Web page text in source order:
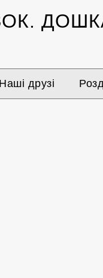
Наші друзі